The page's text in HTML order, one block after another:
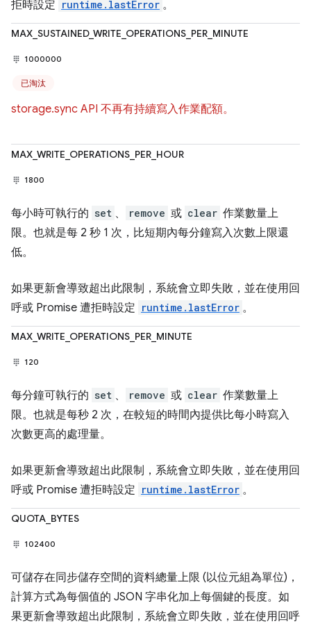
拒時設定 runtime.lastError 。
MAX_SUSTAINED_WRITE_OPERATIONS_PER_MINUTE
1000000
已淘汰
storage.sync API 不再有持續寫入作業配額。
MAX_WRITE_OPERATIONS_PER_HOUR
1800
每小時可執行的 set 、 remove 或 clear 作業數量上
限。也就是每 2 秒 1 次，比短期內每分鐘寫入次數上限還
低。
如果更新會導致超出此限制，系統會立即失敗，並在使用回
呼或 Promise 遭拒時設定 runtime.lastError 。
MAX_WRITE_OPERATIONS_PER_MINUTE
120
每分鐘可執行的 set 、 remove 或 clear 作業數量上
限。也就是每秒 2 次，在較短的時間內提供比每小時寫入
次數更高的處理量。
如果更新會導致超出此限制，系統會立即失敗，並在使用回
呼或 Promise 遭拒時設定 runtime.lastError 。
QUOTA_BYTES
102400
可儲存在同步儲存空間的資料總量上限 (以位元組為單位)，
計算方式為每個值的 JSON 字串化加上每個鍵的長度。如
果更新會導致超出此限制，系統會立即失敗，並在使用回呼